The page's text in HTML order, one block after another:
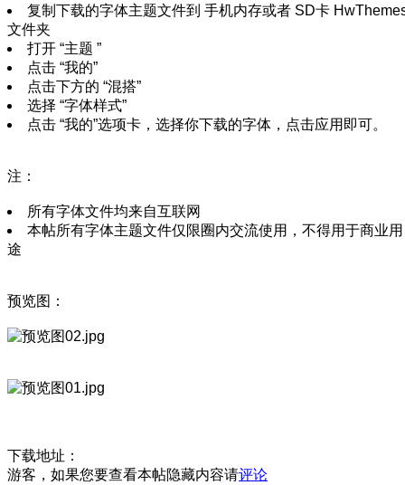
复制下载的字体主题文件到 手机内存或者 SD卡
文件夹
打开 “主题 ”
点击 “我的”
点击下方的 “混搭”
选择 “字体样式”
点击 “我的”选项卡，选择你下载的字体，点击应用即可。
注：
所有字体文件均来自互联网
本帖所有字体主题文件仅限圈内交流使用，不得用于商业用
途
预览图：
下载地址：
游客，如果您要查看本帖隐藏内容请评论